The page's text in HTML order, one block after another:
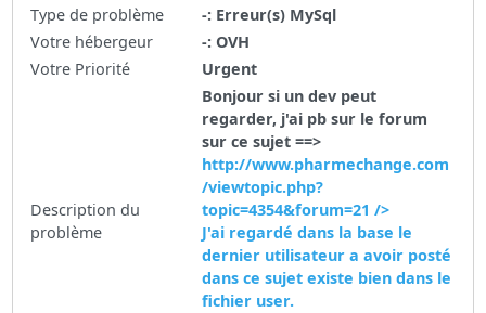
Type de problème
-: Erreur(s) MySql
Votre hébergeur
-: OVH
Votre Priorité
Urgent
Description du
problème
Bonjour si un dev peut
regarder, j'ai pb sur le forum
sur ce sujet ==>
http://www.pharmechange.com
/viewtopic.php?
topic=4354&forum=21 />
J'ai regardé dans la base le
dernier utilisateur a avoir posté
dans ce sujet existe bien dans le
fichier user.